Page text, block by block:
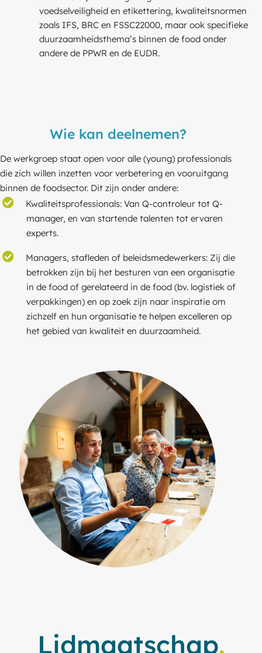
voedselveiligheid en etikettering, kwaliteitsnormen
zoals IFS, BRC en FSSC22000, maar ook specifieke
duurzaamheidsthema’s binnen de food onder
andere de PPWR en de EUDR.
Wie kan deelnemen?
De werkgroep staat open voor alle (young) professionals
die zich willen inzetten voor verbetering en vooruitgang
binnen de foodsector. Dit zijn onder andere:
Kwaliteitsprofessionals: Van Q-controleur tot Q-
manager, en van startende talenten tot ervaren
experts.
Managers, stafleden of beleidsmedewerkers: Zij die
betrokken zijn bij het besturen van een organisatie
in de food of gerelateerd in de food (bv. logistiek of
verpakkingen) en op zoek zijn naar inspiratie om
zichzelf en hun organisatie te helpen excelleren op
het gebied van kwaliteit en duurzaamheid.
Lidmaatschap.